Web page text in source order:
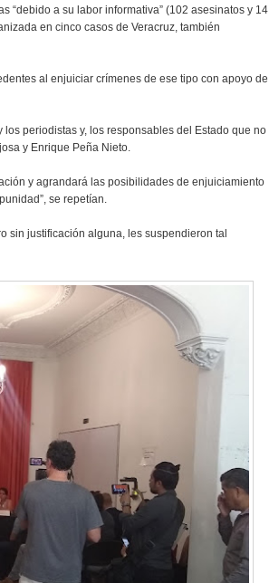
“debido a su labor informativa” (102 asesinatos y 14
en cinco casos de Veracruz, también
al enjuiciar crímenes de ese tipo con apoyo de
periodistas y, los responsables del Estado que no
y Enrique Peña Nieto.
y agrandará las posibilidades de enjuiciamiento
se repetían.
sin justificación alguna, les suspendieron tal